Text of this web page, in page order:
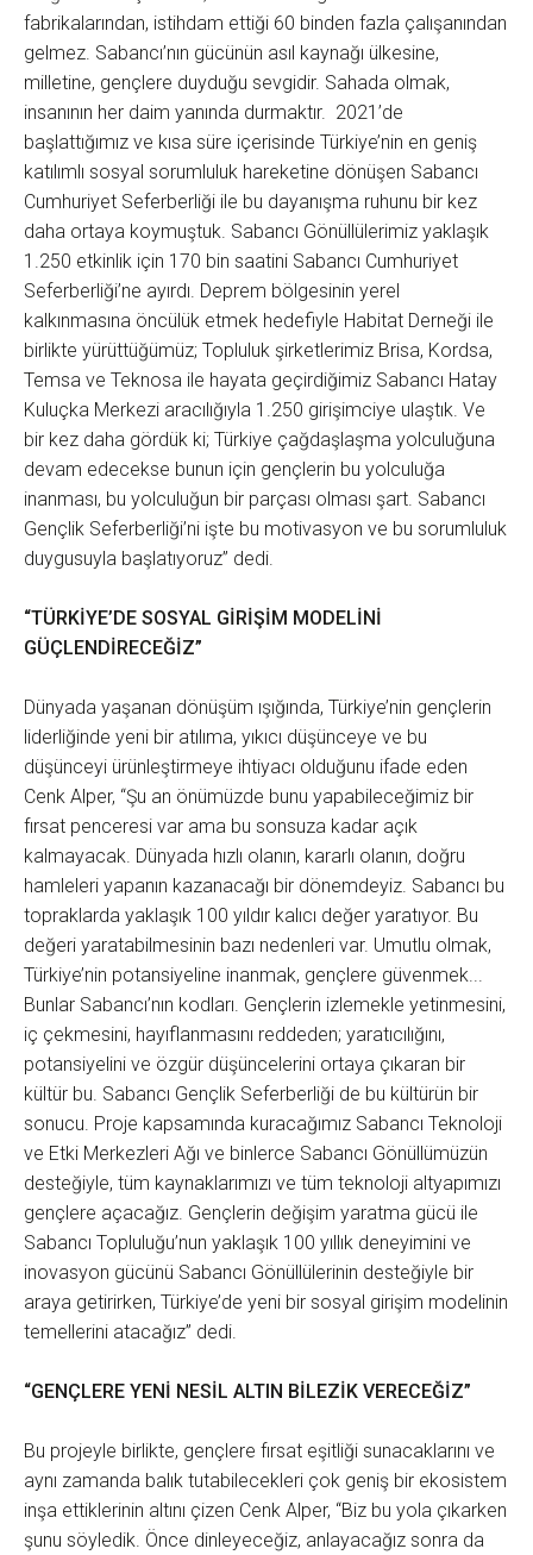
fabrikalarından, istihdam ettiği 60 binden fazla çalışanından
gelmez. Sabancı’nın gücünün asıl kaynağı ülkesine,
milletine, gençlere duyduğu sevgidir. Sahada olmak,
insanının her daim yanında durmaktır. 2021’de
başlattığımız ve kısa süre içerisinde Türkiye’nin en geniş
katılımlı sosyal sorumluluk hareketine dönüşen Sabancı
Cumhuriyet Seferberliği ile bu dayanışma ruhunu bir kez
daha ortaya koymuştuk. Sabancı Gönüllülerimiz yaklaşık
1.250 etkinlik için 170 bin saatini Sabancı Cumhuriyet
Seferberliği’ne ayırdı. Deprem bölgesinin yerel
kalkınmasına öncülük etmek hedefiyle Habitat Derneği ile
birlikte yürüttüğümüz; Topluluk şirketlerimiz Brisa, Kordsa,
Temsa ve Teknosa ile hayata geçirdiğimiz Sabancı Hatay
Kuluçka Merkezi aracılığıyla 1.250 girişimciye ulaştık. Ve
bir kez daha gördük ki; Türkiye çağdaşlaşma yolculuğuna
devam edecekse bunun için gençlerin bu yolculuğa
inanması, bu yolculuğun bir parçası olması şart. Sabancı
Gençlik Seferberliği’ni işte bu motivasyon ve bu sorumluluk
duygusuyla başlatıyoruz” dedi.
“TÜRKİYE’DE SOSYAL GİRİŞİM MODELİNİ
GÜÇLENDİRECEĞİZ”
Dünyada yaşanan dönüşüm ışığında, Türkiye’nin gençlerin
liderliğinde yeni bir atılıma, yıkıcı düşünceye ve bu
düşünceyi ürünleştirmeye ihtiyacı olduğunu ifade eden
Cenk Alper, “Şu an önümüzde bunu yapabileceğimiz bir
fırsat penceresi var ama bu sonsuza kadar açık
kalmayacak. Dünyada hızlı olanın, kararlı olanın, doğru
hamleleri yapanın kazanacağı bir dönemdeyiz. Sabancı bu
topraklarda yaklaşık 100 yıldır kalıcı değer yaratıyor. Bu
değeri yaratabilmesinin bazı nedenleri var. Umutlu olmak,
Türkiye’nin potansiyeline inanmak, gençlere güvenmek...
Bunlar Sabancı’nın kodları. Gençlerin izlemekle yetinmesini,
iç çekmesini, hayıflanmasını reddeden; yaratıcılığını,
potansiyelini ve özgür düşüncelerini ortaya çıkaran bir
kültür bu. Sabancı Gençlik Seferberliği de bu kültürün bir
sonucu. Proje kapsamında kuracağımız Sabancı Teknoloji
ve Etki Merkezleri Ağı ve binlerce Sabancı Gönüllümüzün
desteğiyle, tüm kaynaklarımızı ve tüm teknoloji altyapımızı
gençlere açacağız. Gençlerin değişim yaratma gücü ile
Sabancı Topluluğu’nun yaklaşık 100 yıllık deneyimini ve
inovasyon gücünü Sabancı Gönüllülerinin desteğiyle bir
araya getirirken, Türkiye’de yeni bir sosyal girişim modelinin
temellerini atacağız” dedi.
“GENÇLERE YENİ NESİL ALTIN BİLEZİK VERECEĞİZ”
Bu projeyle birlikte, gençlere fırsat eşitliği sunacaklarını ve
aynı zamanda balık tutabilecekleri çok geniş bir ekosistem
inşa ettiklerinin altını çizen Cenk Alper, “Biz bu yola çıkarken
şunu söyledik. Önce dinleyeceğiz, anlayacağız sonra da